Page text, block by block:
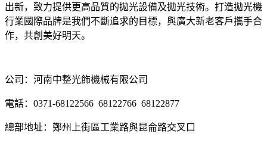
出新，致力提供更高品質的拋光設備及拋光技術。打造拋光機
行業國際品牌是我們不斷追求的目標，與廣大新老客戶攜手合
作，共創美好明天。
公司：河南中整光飾機械有限公司
電話：0371-68122566 68122766 68122877
總部地址：鄭州上街區工業路與昆侖路交叉口